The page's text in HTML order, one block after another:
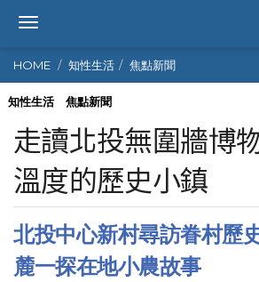
T
g
g
l
n
a
v
i
g
a
t
i
HOME 知性生活 焦點新聞
知性生活 焦點新聞
走讀北投無圍牆博
溫度的歷史小鎮
北投中心新村尋訪眷村歷
麓一探在地小農故事